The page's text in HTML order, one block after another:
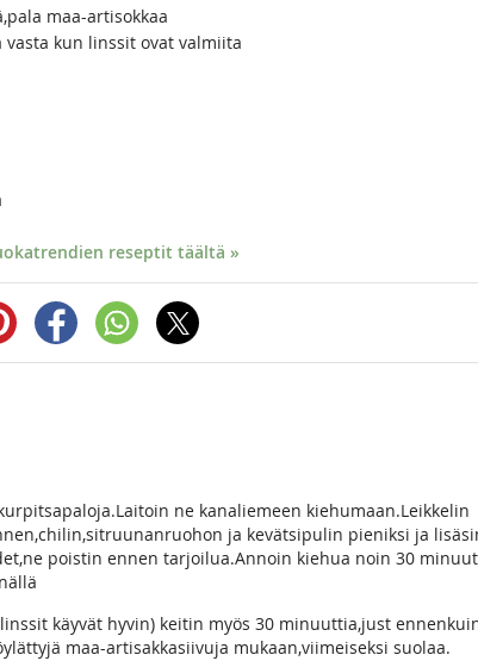
maa-artisokkaa
vasta kun linssit ovat valmiita
reseptit täältä »
ne kanaliemeen kiehumaan.Leikkelin
ja kevätsipulin pieniksi ja
poistin ennen tarjoilua.Annoin kiehua noin 30
käyvät hyvin) keitin myös 30 minuuttia,just
maa-artisakkasiivuja mukaan,viimeiseksi suolaa.